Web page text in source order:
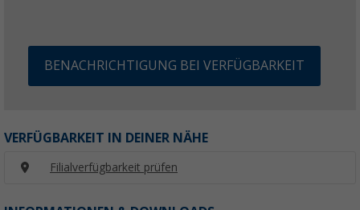
BENACHRICHTIGUNG BEI VERFÜGBARKEIT
VERFÜGBARKEIT IN DEINER NÄHE
Filialverfügbarkeit prüfen